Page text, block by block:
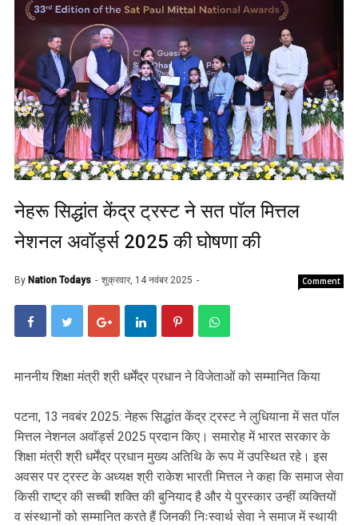
नेहरू सिद्धांत केंद्र ट्रस्ट ने सत पॉल मित्तल
नेशनल अवॉर्ड्स 2025 की घोषणा की
By Nation Todays शुक्रवार, 14 नवंबर 2025 Comment
माननीय शिक्षा मंत्री श्री धर्मेंद्र प्रधान ने विजेताओं को सम्मानित किया
पटना, 13 नवबंर 2025: नेहरू सिद्धांत केंद्र ट्रस्ट ने लुधियाना में सत पॉल
मित्तल नेशनल अवॉर्ड्स 2025 प्रदान किए। समारोह में भारत सरकार के
शिक्षा मंत्री श्री धर्मेंद्र प्रधान मुख्य अतिथि के रूप में उपस्थित रहे। इस
अवसर पर ट्रस्ट के अध्यक्ष श्री राकेश भारती मित्तल ने कहा कि समाज सेवा
किसी राष्ट्र की सच्ची शक्ति की बुनियाद है और ये पुरस्कार उन्हीं व्यक्तियों
व संस्थानों को सम्मानित करते हैं जिनकी निःस्वार्थ सेवा ने समाज में स्थायी